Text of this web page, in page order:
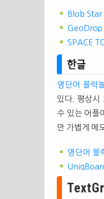
Blob
SPACE
한글
영단어 블럭
있다. 평상
수 있는 어플
만 가볍게 메
영단어 블